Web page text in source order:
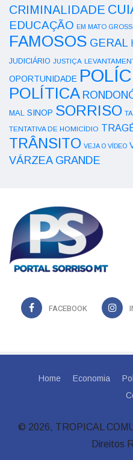
CRIMINALIDADE
EDUCAÇÃO EM MATO
FAMOSOS GERAL
JUDICIÁRIO JUSTIÇA
OPORTUNIDADE
POLÍTICA
MAL SINOP SORRISO
TENTATIVA DE HOMICÍDIO
TRÂNSITO VEJA O VÍDEO
VÁRZEA GRANDE
FACEBOOK
Home Economia
© 2026, TROPICAL
Direitos